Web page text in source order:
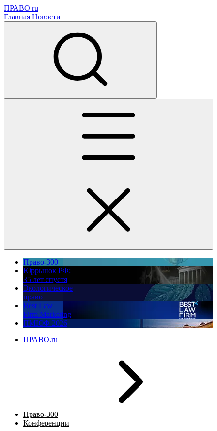
ПРАВО.ru
Главная Новости
Право-300
Юррынок РФ:
35 лет спустя
Экологическое
право
Best Law
Firm Marketing
ПМЮФ 2026
ПРАВО.ru
Право-300
Конференции